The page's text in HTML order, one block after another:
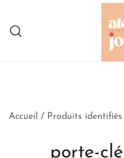
content
Accueil / Produits identifiés
porte-